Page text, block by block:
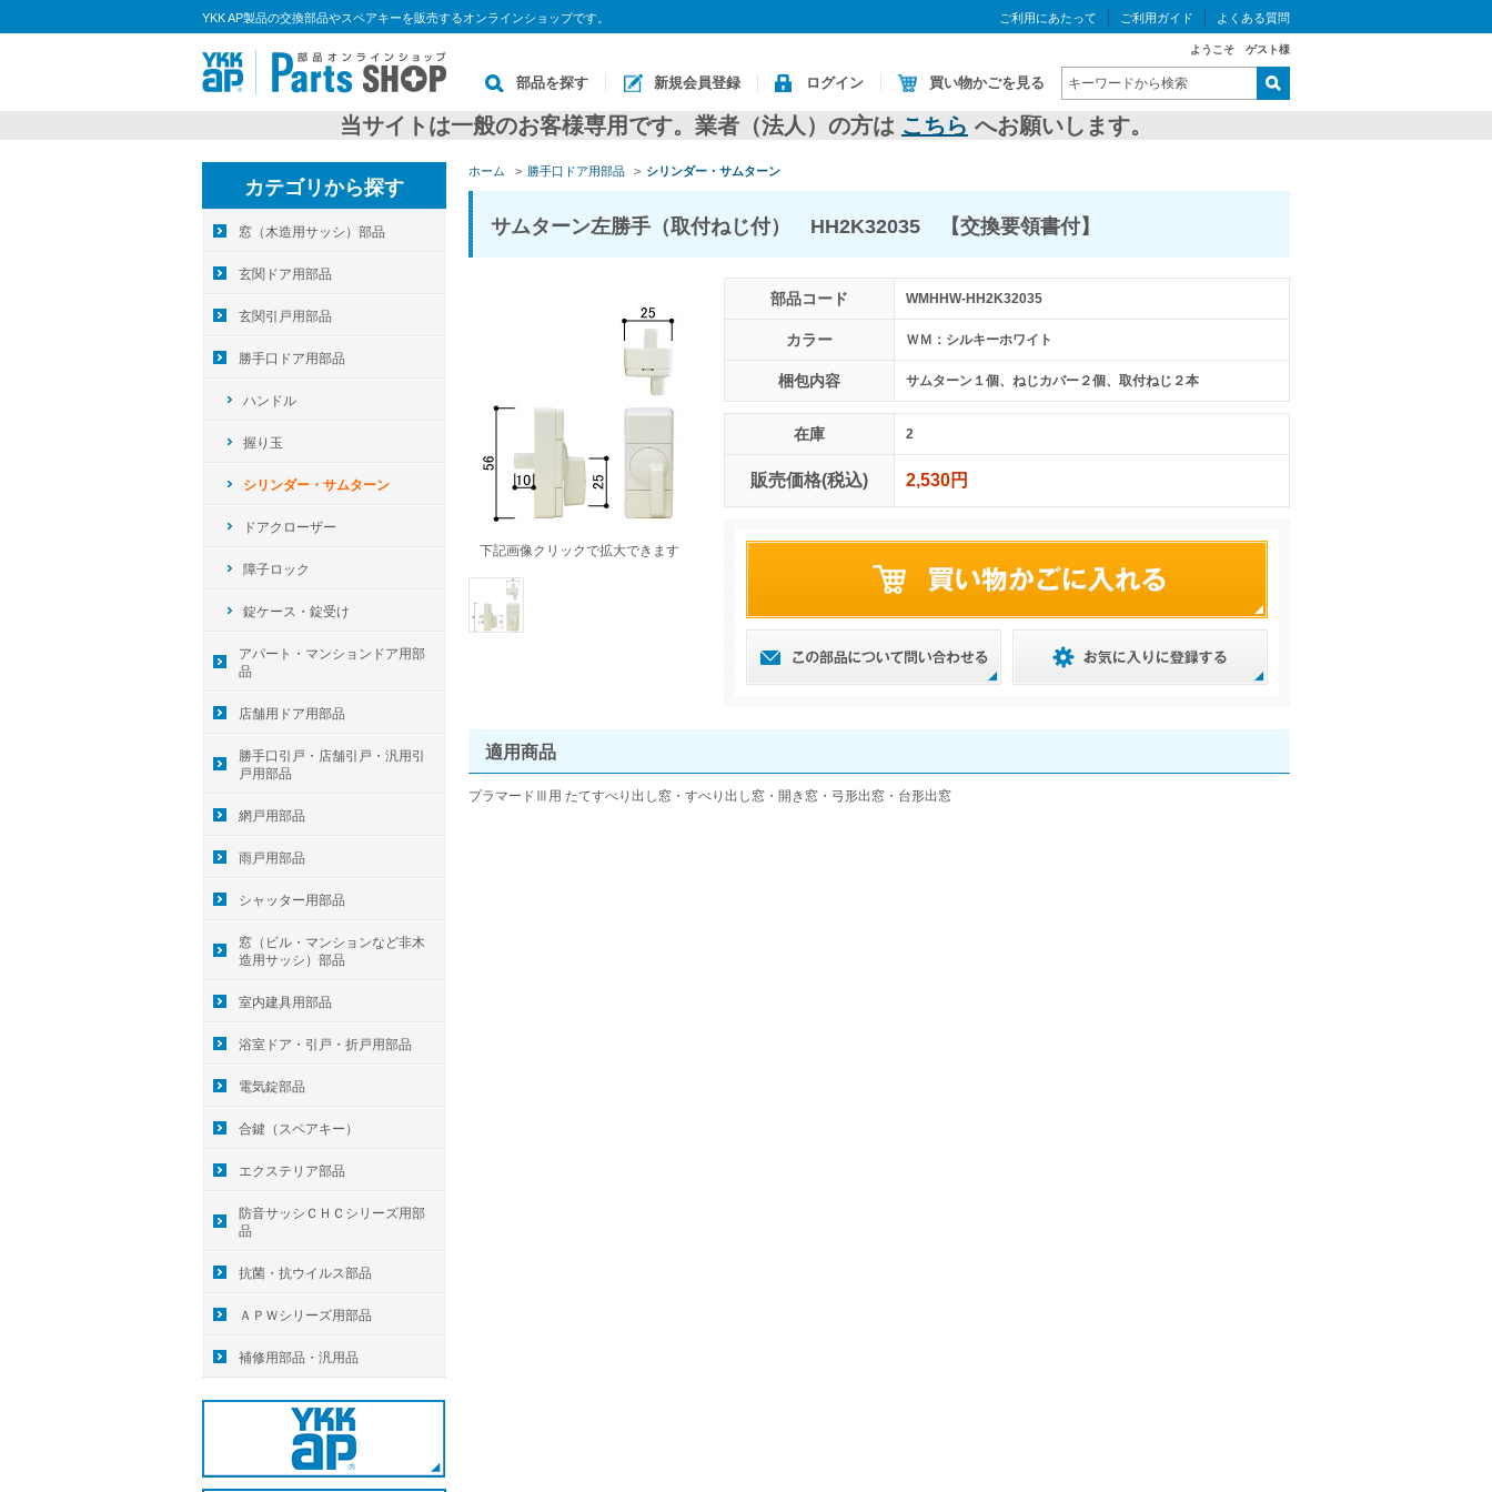
YKK AP製品の交換部品やスペアキーを販売するオンラインショップです。 ご利用にあたって ご利用ガイド よくある質問
ようこそ ゲスト様
部品を探す 新規会員登録 ログイン 買い物かごを見る
当サイトは一般のお客様専用です。業者（法人）の方は こちら へお願いします。
ホーム > 勝手口ドア用部品 > シリンダー・サムターン
サムターン左勝手（取付ねじ付） HH2K32035 【交換要領書付】
下記画像クリックで拡大できます
部品コード WMHHW-HH2K32035
カラー ＷＭ：シルキーホワイト
梱包内容 サムターン１個、ねじカバー２個、取付ねじ２本
在庫 2
販売価格(税込) 2,530円
適用商品
プラマードⅢ用 たてすべり出し窓・すべり出し窓・開き窓・弓形出窓・台形出窓
カテゴリから探す
窓（木造用サッシ）部品
玄関ドア用部品
玄関引戸用部品
勝手口ドア用部品
ハンドル
握り玉
シリンダー・サムターン
ドアクローザー
障子ロック
錠ケース・錠受け
アパート・マンションドア用部
品
店舗用ドア用部品
勝手口引戸・店舗引戸・汎用引
戸用部品
網戸用部品
雨戸用部品
シャッター用部品
窓（ビル・マンションなど非木
造用サッシ）部品
室内建具用部品
浴室ドア・引戸・折戸用部品
電気錠部品
合鍵（スペアキー）
エクステリア部品
防音サッシＣＨＣシリーズ用部
品
抗菌・抗ウイルス部品
ＡＰＷシリーズ用部品
補修用部品・汎用品